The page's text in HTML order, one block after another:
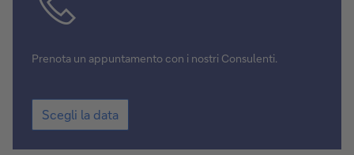
Prenota un appuntamento con i nostri Consulenti.
Scegli
la
data
Scegli la data